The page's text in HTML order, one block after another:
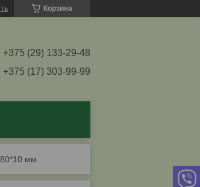
Корзина
+375 (29) 133-29-48
+375 (17) 303-99-99
мм.